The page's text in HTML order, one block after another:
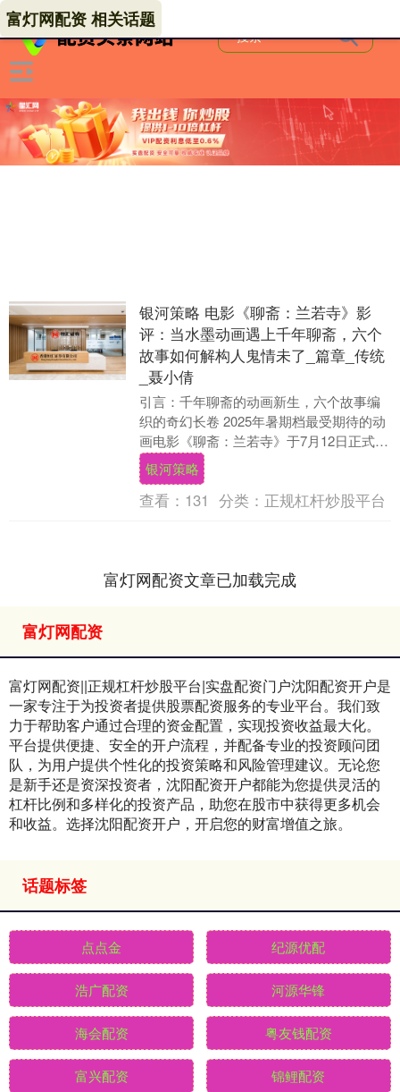
富灯网配资 相关话题
银河策略 电影《聊斋：兰若寺》影
评：当水墨动画遇上千年聊斋，六个
故事如何解构人鬼情未了_篇章_传统
_聂小倩
引言：千年聊斋的动画新生，六个故事编
织的奇幻长卷 2025年暑期档最受期待的动
画电影《聊斋：兰若寺》于7月12日正式登
陆全国院线。这部由崔月梅、刘源等六位
导演联....
银河策略
查看： 131 分类： 正规杠杆炒股平台
富灯网配资文章已加载完成
富灯网配资
富灯网配资||正规杠杆炒股平台|实盘配资门户沈阳配资开户是
一家专注于为投资者提供股票配资服务的专业平台。我们致
力于帮助客户通过合理的资金配置，实现投资收益最大化。
平台提供便捷、安全的开户流程，并配备专业的投资顾问团
队，为用户提供个性化的投资策略和风险管理建议。无论您
是新手还是资深投资者，沈阳配资开户都能为您提供灵活的
杠杆比例和多样化的投资产品，助您在股市中获得更多机会
和收益。选择沈阳配资开户，开启您的财富增值之旅。
话题标签
点点金 纪源优配
浩广配资 河源华锋
海会配资 粤友钱配资
富兴配资 锦鲤配资